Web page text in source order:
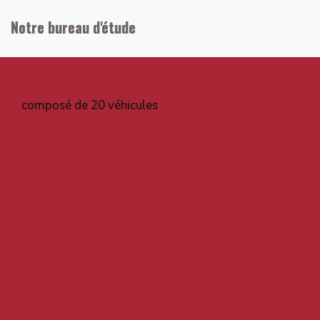
Notre bureau d'étude
composé de 20 véhicules